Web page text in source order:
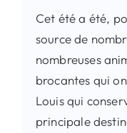
Cet été a été,
source de
nombreuses
brocantes qui
Louis qui
principale